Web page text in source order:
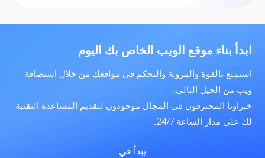
ابدأ بناء موقع الويب الخاص بك اليوم
استمتع بالقوة والمرونة والتحكم في مواقعك من خلال استضافة
ويب من الجيل التالي.
خبراؤنا المحترفون في المجال موجودون لتقديم المساعدة التقنية
لك على مدار الساعة 24/7.
يبدأ في